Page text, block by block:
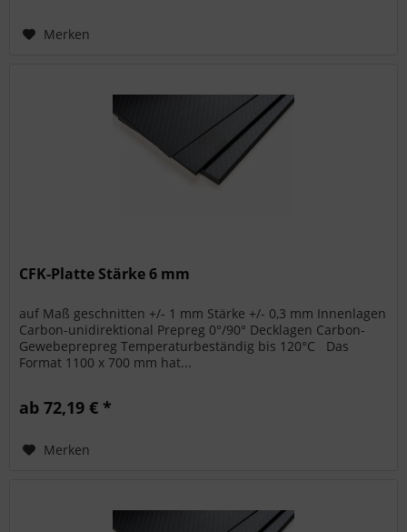
Merken
CFK-Platte Stärke 6 mm
auf Maß geschnitten +/- 1 mm Stärke +/- 0,3 mm Innenlagen
Carbon-unidirektional Prepreg 0°/90° Decklagen Carbon-
Gewebeprepreg Temperaturbeständig bis 120°C Das
Format 1100 x 700 mm hat...
ab 72,19 € *
Merken